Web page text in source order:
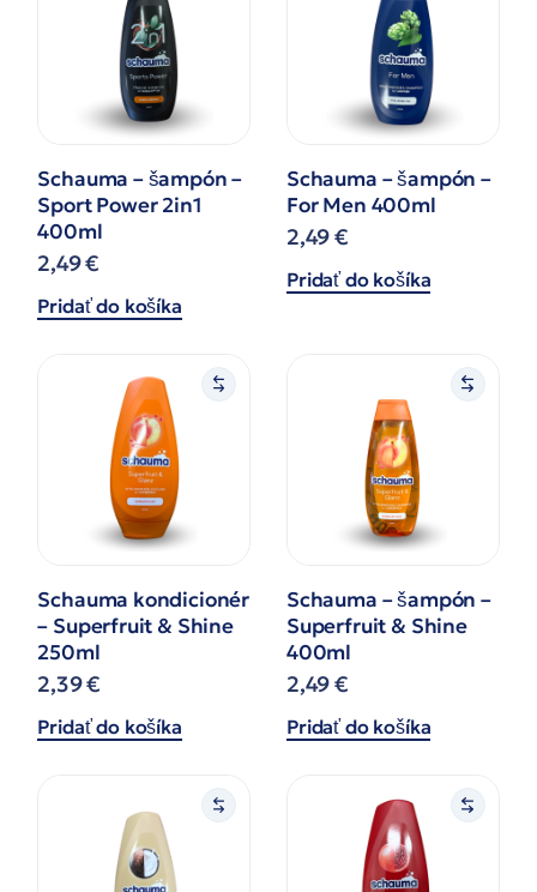
Schauma – šampón –
Sport Power 2in1
400ml
2,49€
Pridať do košíka
Schauma – šampón –
For Men 400ml
2,49€
Pridať do košíka
Schauma kondicionér
– Superfruit & Shine
250ml
2,39€
Pridať do košíka
Schauma – šampón –
Superfruit & Shine
400ml
2,49€
Pridať do košíka